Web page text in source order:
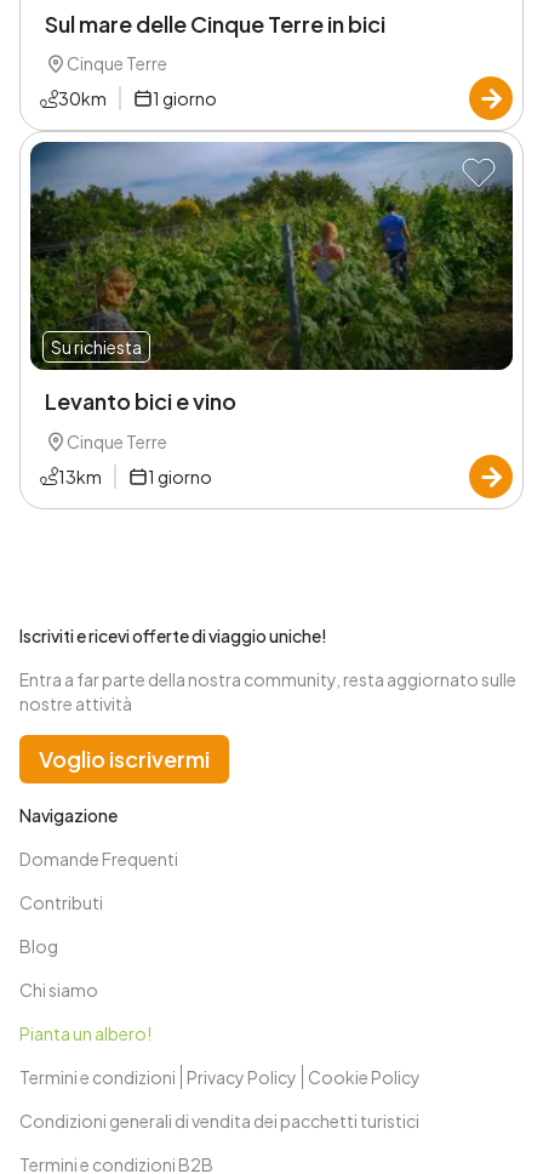
Sul mare delle Cinque Terre in bici
Cinque Terre
30km 1 giorno
Su richiesta
Levanto bici e vino
Cinque Terre
13km 1 giorno
Navigazione
Domande Frequenti
Contributi
Blog
Chi siamo
Pianta un albero!
Termini e condizioni
Privacy Policy
Cookie Policy
Condizioni generali di vendita dei pacchetti turistici
Termini e condizioni B2B
Iscriviti e ricevi offerte di viaggio uniche!
Entra a far parte della nostra community, resta aggiornato sulle
nostre attività
Voglio iscrivermi